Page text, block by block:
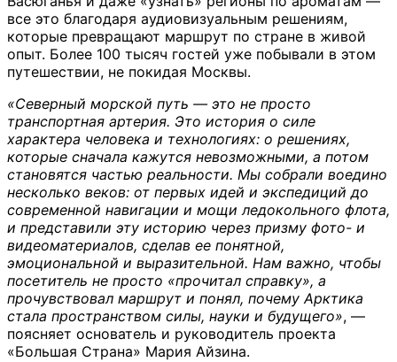
все это благодаря аудиовизуальным решениям,
которые превращают маршрут по стране в живой
опыт. Более 100 тысяч гостей уже побывали в этом
путешествии, не покидая Москвы.
«Северный морской путь — это не просто
транспортная артерия. Это история о силе
характера человека и технологиях: о решениях,
которые сначала кажутся невозможными, а потом
становятся частью реальности. Мы собрали воедино
несколько веков: от первых идей и экспедиций до
современной навигации и мощи ледокольного флота,
и представили эту историю через призму фото- и
видеоматериалов, сделав ее понятной,
эмоциональной и выразительной. Нам важно, чтобы
посетитель не просто «прочитал справку», а
прочувствовал маршрут и понял, почему Арктика
стала пространством силы, науки и будущего», —
поясняет основатель и руководитель проекта
«Большая Страна» Мария Айзина.